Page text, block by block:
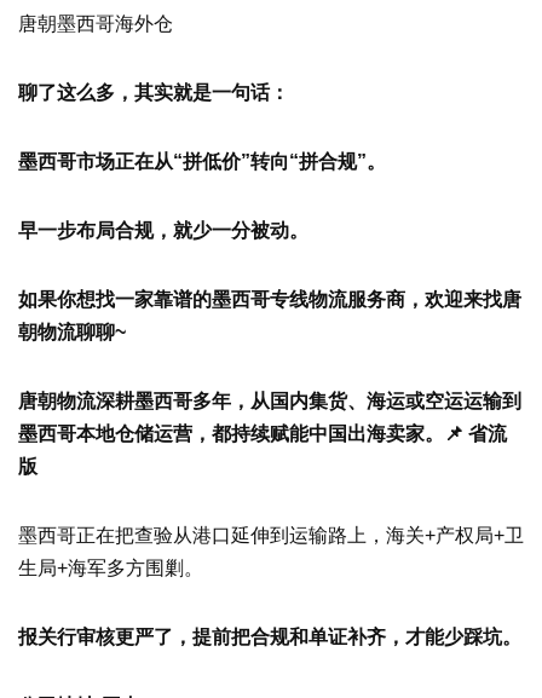
唐朝墨西哥海外仓
聊了这么多，其实就是一句话：
墨西哥市场正在从“拼低价”转向“拼合规”。
早一步布局合规，就少一分被动。
如果你想找一家靠谱的墨西哥专线物流服务商，欢迎来找唐
朝物流聊聊~
唐朝物流深耕墨西哥多年，从国内集货、海运或空运运输到
墨西哥本地仓储运营，都持续赋能中国出海卖家。
📌 省流
版
墨西哥正在把查验从港口延伸到运输路上，海关+产权局+卫
生局+海军多方围剿。
报关行审核更严了， 提前把合规和单证补齐，才能少踩坑。